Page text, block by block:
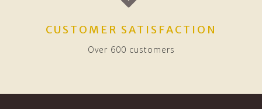
CUSTOMER SATISFACTION
Over 600 customers